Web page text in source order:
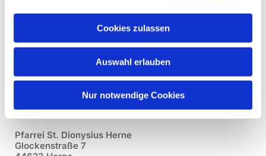
Cookies zulassen
Auswahl erlauben
Nur notwendige Cookies
Pfarrei St. Dionysius Herne
Glockenstraße 7